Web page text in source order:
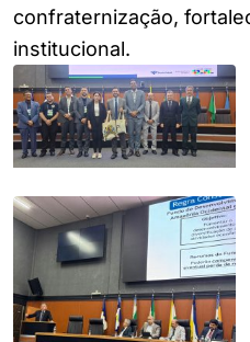
confraternização,
institucional.